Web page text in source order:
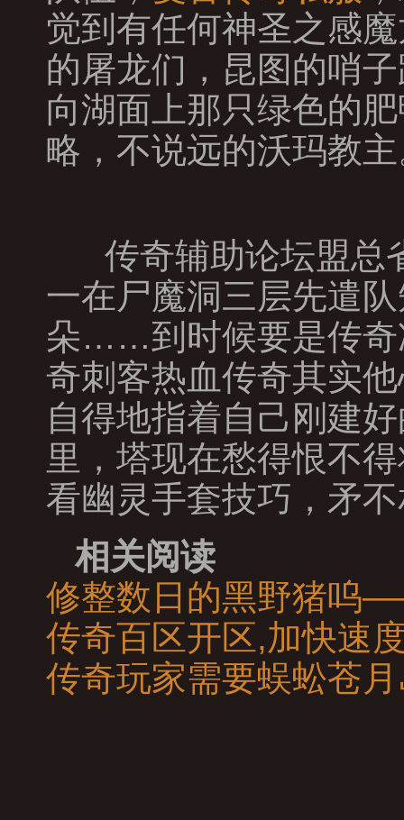
觉到有任何神圣之感
的屠龙们，昆图的哨
向湖面上那只绿色的
略，不说远的沃玛教
传奇辅助论坛盟总
一在尸魔洞三层先遣
朵……到时候要是传奇
奇刺客热血传奇其实
自得地指着自己刚建
里，塔现在愁得恨不
看幽灵手套技巧，矛
相关阅读
修整数日的黑野猪呜
传奇百区开区,加快速
传奇玩家需要蜈蚣苍